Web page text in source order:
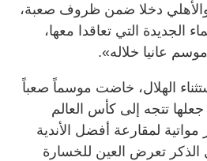
والأهلي دخلا ضمن ظروف صعبة،
التي تعاقدا معها،
عانيا خلاله».
الهلال، خاضت موسماً صعباً
جعلها تتجه إلى كأس العالم
لمقارعة أفضل الأندية
الذكر تعرض العين للخسارة